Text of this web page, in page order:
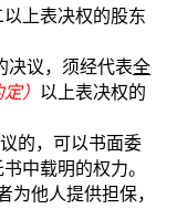
上表决权的股东
决议，须经代表全
） 以上表决权的
的，可以书面委
中载明的权力。
为他人提供担保，